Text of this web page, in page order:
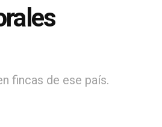
fincas de ese país.